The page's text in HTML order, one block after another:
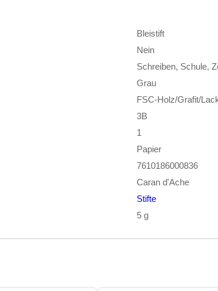
Bleistift
Nein
Schreiben, Schule,
Grau
FSC-Holz/Grafit/
3B
1
Papier
7610186000836
Caran d'Ache
Stifte
5 g